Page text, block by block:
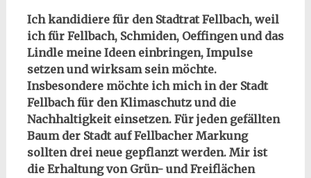
Ich kandidiere für den Stadtrat Fellbach, weil
ich für Fellbach, Schmiden, Oeffingen und das
Lindle meine Ideen einbringen, Impulse
setzen und wirksam sein möchte.
Insbesondere möchte ich mich in der Stadt
Fellbach für den Klimaschutz und die
Nachhaltigkeit einsetzen. Für jeden gefällten
Baum der Stadt auf Fellbacher Markung
sollten drei neue gepflanzt werden. Mir ist
die Erhaltung von Grün- und Freiflächen